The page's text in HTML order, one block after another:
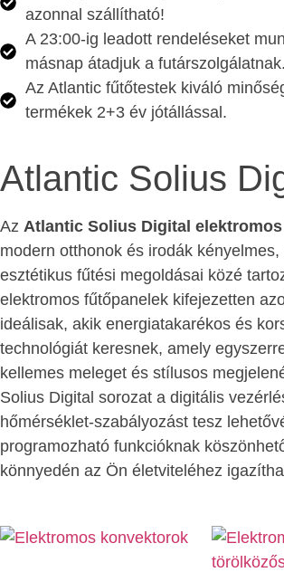
azonnal szállítható!
A 23:00-ig leadott rendeléseket
másnap átadjuk a futárszolgálatnak.
Az Atlantic fűtőtestek kiváló
termékek 2+3 év jótállással.
Atlantic Solius
Az Atlantic Solius Digital
modern otthonok és irodák
esztétikus fűtési megoldásai közé
elektromos fűtőpanelek kifejezetten
ideálisak, akik energiatakarékos és
technológiát keresnek, amely
kellemes meleget és stílusos
Solius Digital sorozat a digitális
hőmérséklet-szabályozást tesz
programozható funkcióknak
könnyedén az Ön életviteléhez